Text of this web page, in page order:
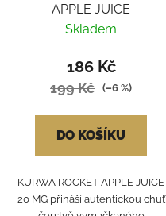
APPLE JUICE
Skladem
186 Kč
199 Kč (–6 %)
DO KOŠÍKU
KURWA ROCKET APPLE JUICE
20 MG přináší autentickou chuť